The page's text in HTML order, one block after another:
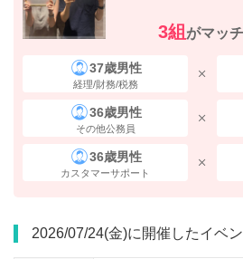
八重洲中央口を出ると向かいに サロンパス
真ん中のビルが会場です。
3組がマッ
37歳男性
経理/財務/税務
36歳男性
その他公務員
36歳男性
カスタマーサポート
2026/07/24(金)に開催したイベン